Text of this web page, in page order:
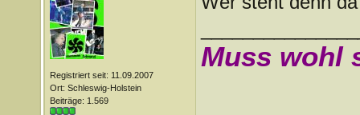
Registriert seit: 11.09.2007
Ort: Schleswig-Holstein
Beiträge: 1.569
Muss wohl